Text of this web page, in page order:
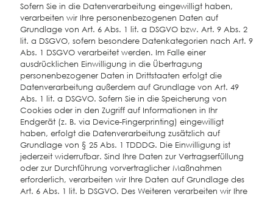
Sofern Sie in die Datenverarbeitung eingewilligt haben,
verarbeiten wir Ihre personenbezogenen Daten auf
Grundlage von Art. 6 Abs. 1 lit. a DSGVO bzw. Art. 9 Abs. 2
lit. a DSGVO, sofern besondere Datenkategorien nach Art. 9
Abs. 1 DSGVO verarbeitet werden. Im Falle einer
ausdrücklichen Einwilligung in die Übertragung
personenbezogener Daten in Drittstaaten erfolgt die
Datenverarbeitung außerdem auf Grundlage von Art. 49
Abs. 1 lit. a DSGVO. Sofern Sie in die Speicherung von
Cookies oder in den Zugriff auf Informationen in Ihr
Endgerät (z. B. via Device-Fingerprinting) eingewilligt
haben, erfolgt die Datenverarbeitung zusätzlich auf
Grundlage von § 25 Abs. 1 TDDDG. Die Einwilligung ist
jederzeit widerrufbar. Sind Ihre Daten zur Vertragserfüllung
oder zur Durchführung vorvertraglicher Maßnahmen
erforderlich, verarbeiten wir Ihre Daten auf Grundlage des
Art. 6 Abs. 1 lit. b DSGVO. Des Weiteren verarbeiten wir Ihre